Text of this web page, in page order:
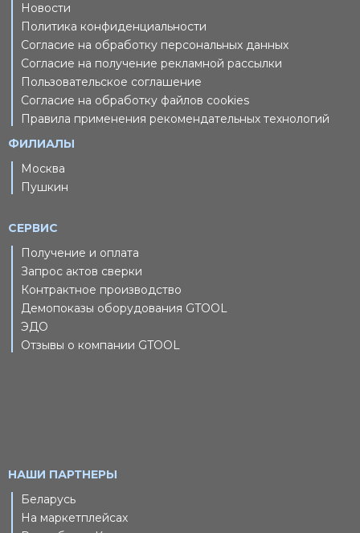
Новости
Политика конфиденциальности
Согласие на обработку персональных данных
Согласие на получение рекламной рассылки
Пользовательское соглашение
Согласие на обработку файлов cookies
Правила применения рекомендательных технологий
ФИЛИАЛЫ
Москва
Пушкин
СЕРВИС
Получение и оплата
Запрос актов сверки
Контрактное производство
Демопоказы оборудования GTOOL
ЭДО
Отзывы о компании GTOOL
НАШИ ПАРТНЕРЫ
Беларусь
На маркетплейсах